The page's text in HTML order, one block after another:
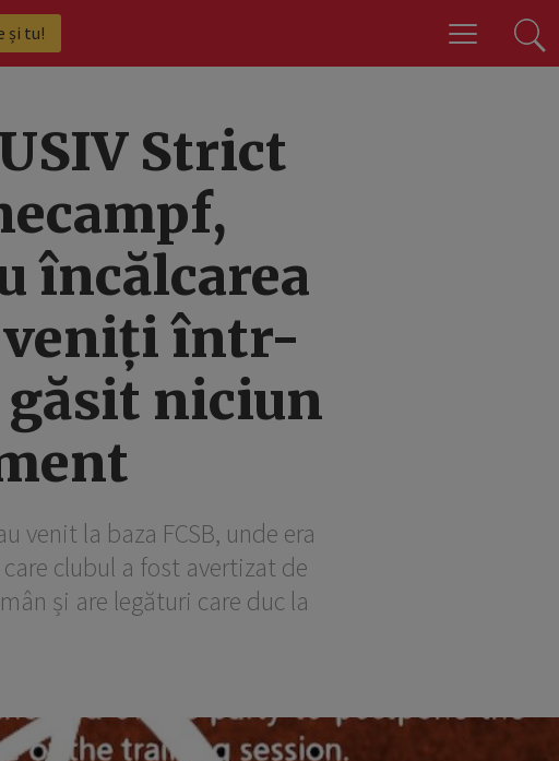
și tu!
Strict
încălcarea
într-
niciun
venit la baza FCSB, unde era
clubul a fost avertizat de
și are legături care duc la